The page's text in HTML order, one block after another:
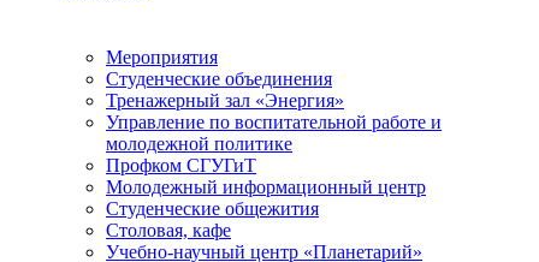
Мероприятия
Студенческие объединения
Тренажерный зал «Энергия»
Управление по воспитательной работе и
молодежной политике
Профком СГУГиТ
Молодежный информационный центр
Студенческие общежития
Столовая, кафе
Учебно-научный центр «Планетарий»